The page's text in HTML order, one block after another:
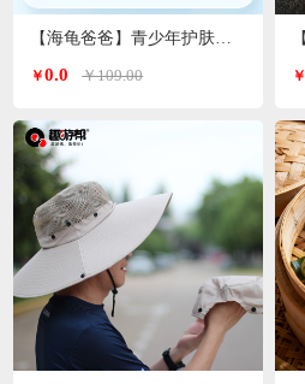
【海龟爸爸】青少年护肤品爽肤水双萃控油精华水
￥0.0 ￥109.00 ￥